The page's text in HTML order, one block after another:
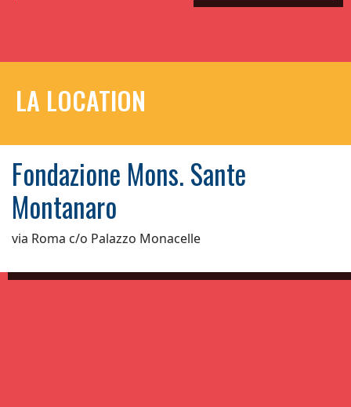
LA LOCATION
Fondazione Mons. Sante
Montanaro
via Roma c/o Palazzo Monacelle